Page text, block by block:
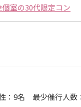
室の30代限定コン
：9名 最少催行人数